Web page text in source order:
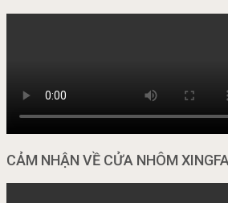
CẢM NHẬN VỀ CỬA NHÔM XINGFA